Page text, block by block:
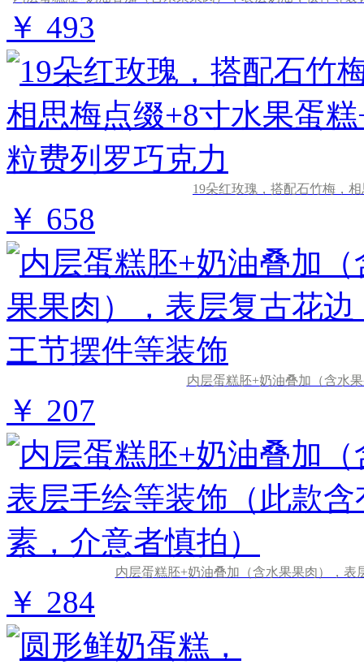
￥ 493
19朵红玫瑰，搭配石竹梅，
￥ 658
内层蛋糕胚+奶油叠加（含水
￥ 207
内层蛋糕胚+奶油叠加（含水果果肉），
￥ 284